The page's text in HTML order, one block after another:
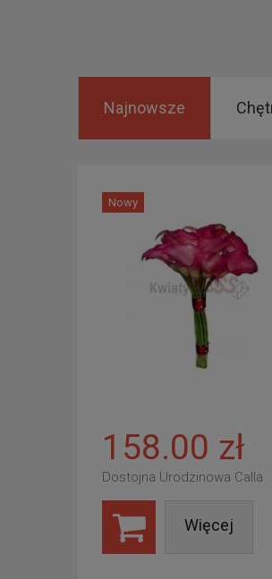
Najnowsze
Nowy
158.00 zł
Dostojna Urodzinowa Calla
Więcej